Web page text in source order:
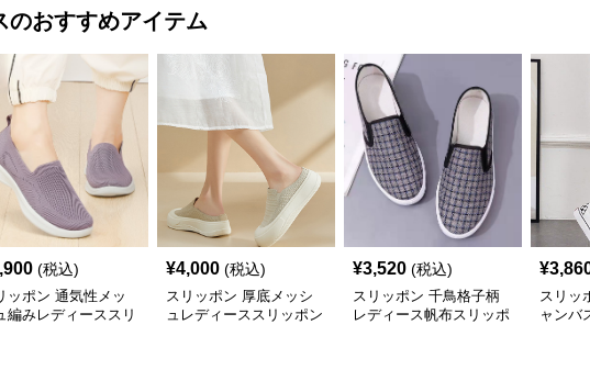
のおすすめアイテム
(税込)
ッポン 通気性メッ
編みレディーススリ
¥4,000 (税込)
スリッポン 厚底メッシ
ュレディーススリッポン
¥3,520 (税込)
スリッポン 千鳥格子柄
レディース帆布スリッポ
¥
スリッ
ャンバ